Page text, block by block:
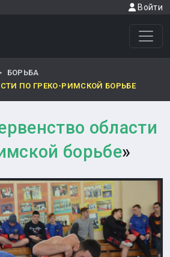
Войти
БОРЬБА
ПО ГРЕКО-РИМСКОЙ БОРЬБЕ
области
борьбе»